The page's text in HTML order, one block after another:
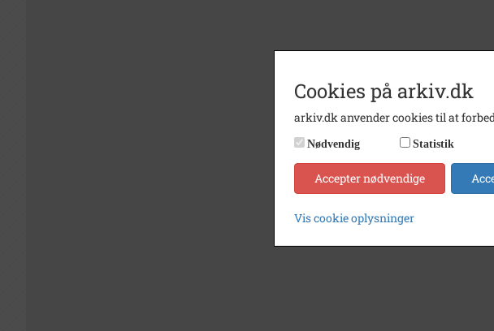
Cookies på arkiv.dk
arkiv.dk anvender cookies til at
Nødvendig Statistik
Accepter nødvendige
Vis cookie oplysninger